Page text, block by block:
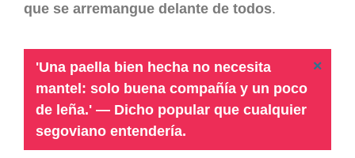
que se arremangue delante de todos.
'Una paella bien hecha no necesita
mantel: solo buena compañía y un poco
de leña.' — Dicho popular que cualquier
segoviano entendería.
×